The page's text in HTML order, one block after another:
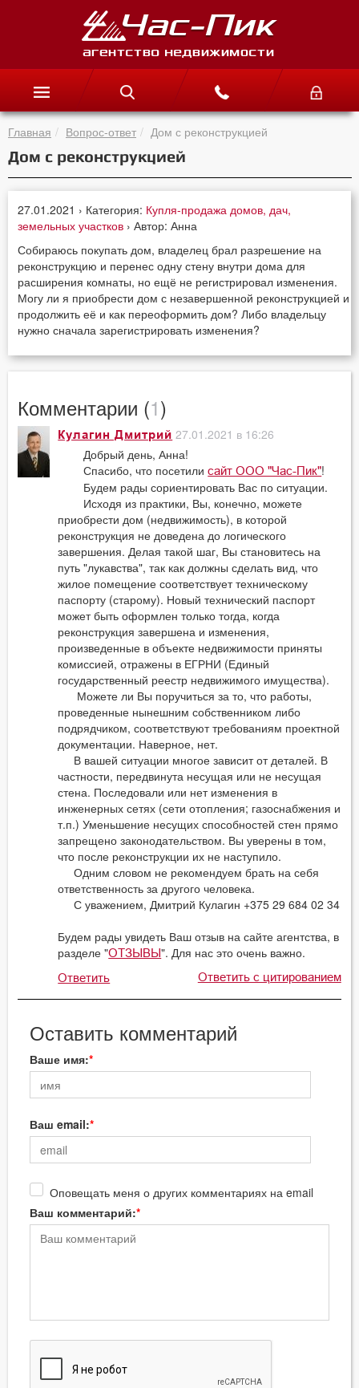
Главная Вопрос-ответ Дом с реконструкцией
Дом с реконструкцией
27.01.2021 › Категория: Купля-продажа домов, дач,
земельных участков › Автор: Анна
Собираюсь покупать дом, владелец брал разрешение на
реконструкцию и перенес одну стену внутри дома для
расширения комнаты, но ещё не регистрировал изменения.
Могу ли я приобрести дом с незавершенной реконструкцией и
продолжить её и как переоформить дом? Либо владельцу
нужно сначала зарегистрировать изменения?
Комментарии (1)
Кулагин Дмитрий 27.01.2021 в 16:26
Добрый день, Анна!
Спасибо, что посетилисайт ООО "Час-Пик"!
Будем рады сориентировать Вас по ситуации.
Исходя из практики, Вы, конечно, можете
приобрести дом (недвижимость), в которой
реконструкция не доведена до логического
завершения. Делая такой шаг, Вы становитесь на
путь "лукавства", так как должны сделать вид, что
жилое помещение соответствует техническому
паспорту (старому). Новый технический паспорт
может быть оформлен только тогда, когда
реконструкция завершена и изменения,
произведенные в объекте недвижимости приняты
комиссией, отражены в ЕГРНИ (Единый
государственный реестр недвижимого имущества).
Можете ли Вы поручиться за то, что работы,
проведенные нынешним собственником либо
подрядчиком, соответствуют требованиям проектной
документации. Наверное, нет.
В вашей ситуации многое зависит от деталей. В
частности, передвинута несущая или не несущая
стена. Последовали или нет изменения в
инженерных сетях (сети отопления; газоснабжения и
т.п.) Уменьшение несущих способностей стен прямо
запрещено законодательством. Вы уверены в том,
что после реконструкции их не наступило.
Одним словом не рекомендуем брать на себя
ответственность за другого человека.
С уважением, Дмитрий Кулагин +375 29 684 02 34
Будем рады увидеть Ваш отзыв на сайте агентства, в
разделе "ОТЗЫВЫ". Для нас это очень важно.
Ответить Ответить с цитированием
Оставить комментарий
Ваше имя:
Ваш email:
Оповещать меня о других комментариях на email
Ваш комментарий: